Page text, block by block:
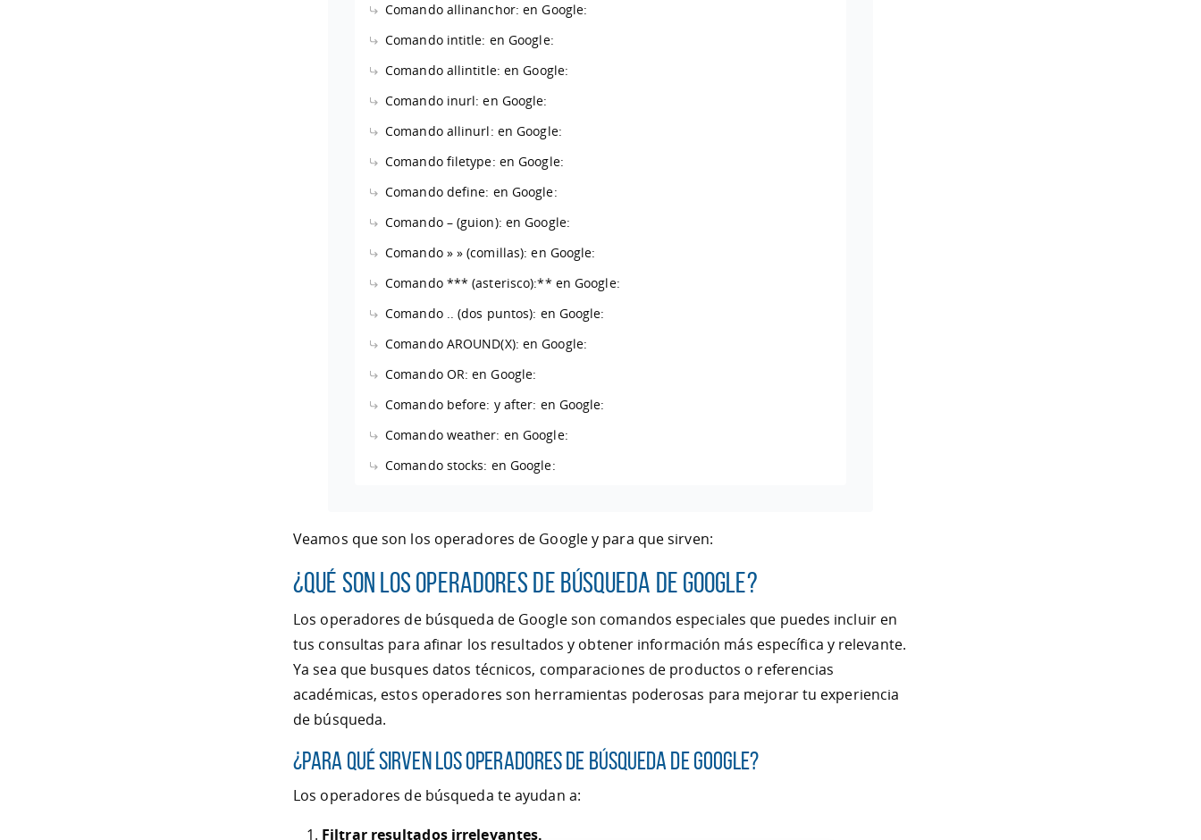
Comando allinanchor: en Google:
Comando intitle: en Google:
Comando allintitle: en Google:
Comando inurl: en Google:
Comando allinurl: en Google:
Comando filetype: en Google:
Comando define: en Google:
Comando – (guion): en Google:
Comando » » (comillas): en Google:
Comando *** (asterisco):** en Google:
Comando .. (dos puntos): en Google:
Comando AROUND(X): en Google:
Comando OR: en Google:
Comando before: y after: en Google:
Comando weather: en Google:
Comando stocks: en Google:
Veamos que son los operadores de Google y para que sirven:
¿Qué son los operadores de búsqueda de Google?
Los operadores de búsqueda de Google son comandos especiales que puedes incluir en
tus consultas para afinar los resultados y obtener información más específica y relevante.
Ya sea que busques datos técnicos, comparaciones de productos o referencias
académicas, estos operadores son herramientas poderosas para mejorar tu experiencia
de búsqueda.
¿Para qué sirven los operadores de búsqueda de Google?
Los operadores de búsqueda te ayudan a:
Filtrar resultados irrelevantes.